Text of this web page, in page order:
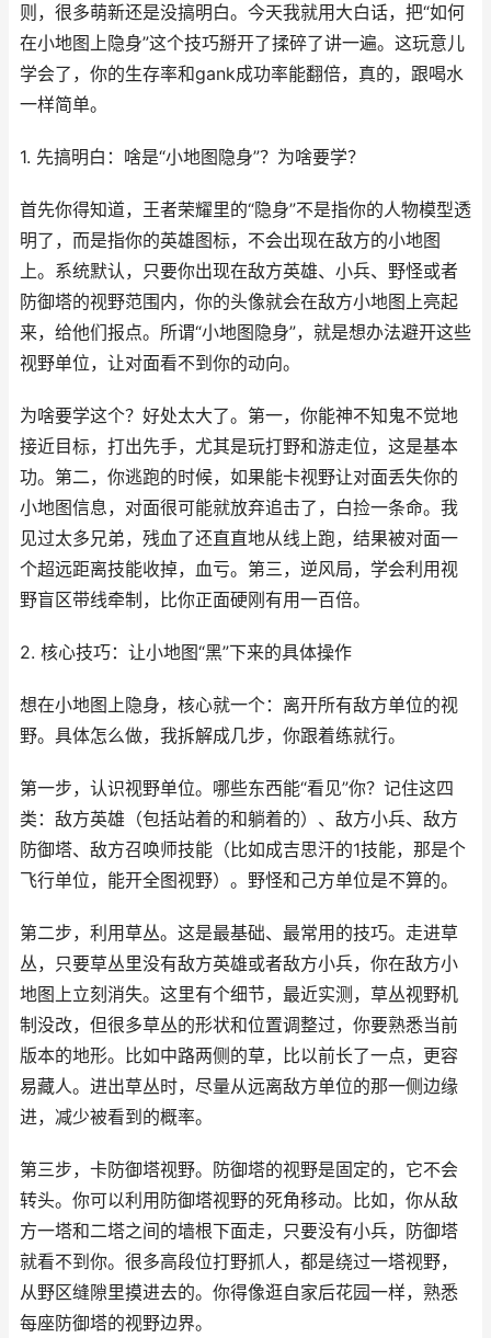
则，很多萌新还是没搞明白。今天我就用大白话，把“如何
在小地图上隐身”这个技巧掰开了揉碎了讲一遍。这玩意儿
学会了，你的生存率和gank成功率能翻倍，真的，跟喝水
一样简单。
1. 先搞明白：啥是“小地图隐身”？为啥要学？
首先你得知道，王者荣耀里的“隐身”不是指你的人物模型透
明了，而是指你的英雄图标，不会出现在敌方的小地图
上。系统默认，只要你出现在敌方英雄、小兵、野怪或者
防御塔的视野范围内，你的头像就会在敌方小地图上亮起
来，给他们报点。所谓“小地图隐身”，就是想办法避开这些
视野单位，让对面看不到你的动向。
为啥要学这个？好处太大了。第一，你能神不知鬼不觉地
接近目标，打出先手，尤其是玩打野和游走位，这是基本
功。第二，你逃跑的时候，如果能卡视野让对面丢失你的
小地图信息，对面很可能就放弃追击了，白捡一条命。我
见过太多兄弟，残血了还直直地从线上跑，结果被对面一
个超远距离技能收掉，血亏。第三，逆风局，学会利用视
野盲区带线牵制，比你正面硬刚有用一百倍。
2. 核心技巧：让小地图“黑”下来的具体操作
想在小地图上隐身，核心就一个：离开所有敌方单位的视
野。具体怎么做，我拆解成几步，你跟着练就行。
第一步，认识视野单位。哪些东西能“看见”你？记住这四
类：敌方英雄（包括站着的和躺着的）、敌方小兵、敌方
防御塔、敌方召唤师技能（比如成吉思汗的1技能，那是个
飞行单位，能开全图视野）。野怪和己方单位是不算的。
第二步，利用草丛。这是最基础、最常用的技巧。走进草
丛，只要草丛里没有敌方英雄或者敌方小兵，你在敌方小
地图上立刻消失。这里有个细节，最近实测，草丛视野机
制没改，但很多草丛的形状和位置调整过，你要熟悉当前
版本的地形。比如中路两侧的草，比以前长了一点，更容
易藏人。进出草丛时，尽量从远离敌方单位的那一侧边缘
进，减少被看到的概率。
第三步，卡防御塔视野。防御塔的视野是固定的，它不会
转头。你可以利用防御塔视野的死角移动。比如，你从敌
方一塔和二塔之间的墙根下面走，只要没有小兵，防御塔
就看不到你。很多高段位打野抓人，都是绕过一塔视野，
从野区缝隙里摸进去的。你得像逛自家后花园一样，熟悉
每座防御塔的视野边界。